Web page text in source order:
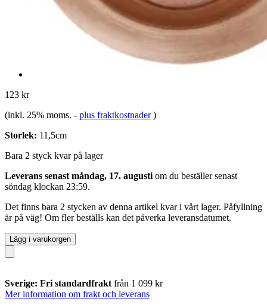
123 kr
(inkl. 25% moms. - plus fraktkostnader )
Storlek: 11,5cm
Bara 2 styck kvar på lager
Leverans senast måndag, 17. augusti om du beställer senast
söndag klockan 23:59.
Det finns bara 2 stycken av denna artikel kvar i vårt lager. Påfyllning
är på väg! Om fler beställs kan det påverka leveransdatumet.
Lägg i varukorgen
Sverige: Fri standardfrakt från 1 099 kr
Mer information om frakt och leverans